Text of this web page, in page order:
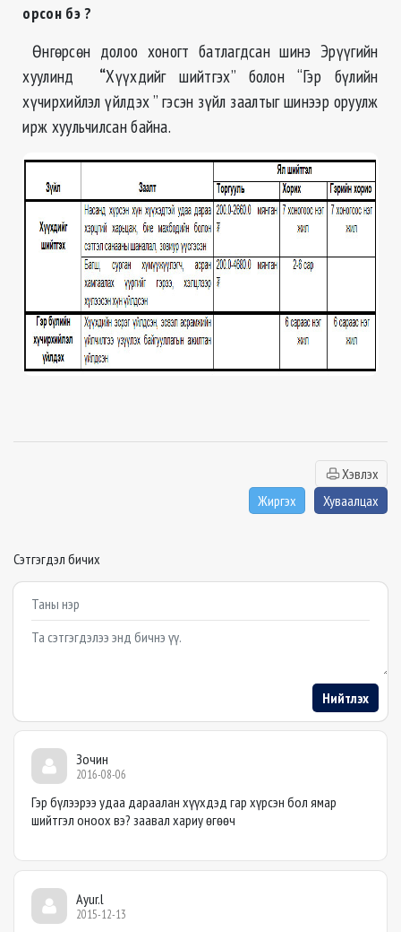
орсон бэ ?
Өнгөрсөн долоо хоногт батлагдсан шинэ Эрүүгийн
хуулинд
“Хүүхдийг шийтгэх” болон “Гэр бүлийн
хүчирхийлэл үйлдэх ” гэсэн зүйл заалтыг шинээр оруулж
ирж хуульчилсан байна.
Хэвлэх
Жиргэх
Хуваалцах
Сэтгэгдэл бичих
Example textarea
Нийтлэх
Зочин
2016-08-06
Гэр бүлээрээ удаа дараалан хүүхдэд гар хүрсэн бол ямар
шийтгэл оноох вэ? заавал хариу өгөөч
Ayur.l
2015-12-13